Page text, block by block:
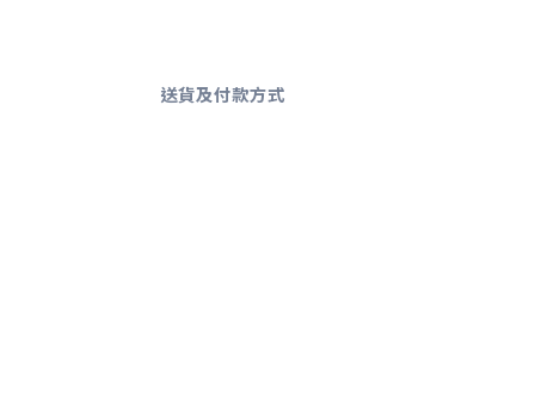
送貨及付款方式